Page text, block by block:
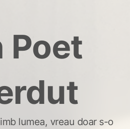
Poet
lumea, vreau doar s-o